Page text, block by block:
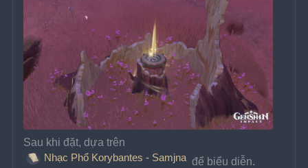
Sau khi đặt, dựa trên
Nhạc Phổ Korybantes - Samjna để biểu diễn.